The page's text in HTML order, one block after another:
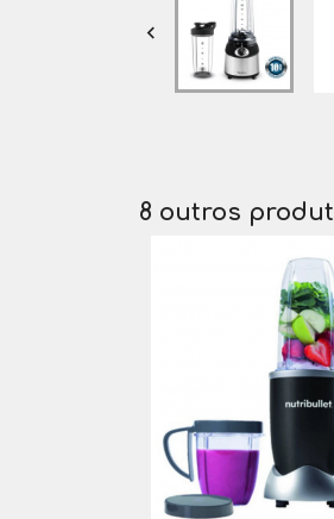

8 outros